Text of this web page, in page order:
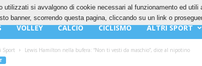
2026 CONTATTI COOKIES
PRIVACY POLICY
VOLLEY CALCIO CICLISMO ALTRI SPORT
Sport Lewis Hamilton nella bufera: “Non ti vesti da maschio”, dice al nipotino
utilizzati si avvalgono di cookie necessari al funzionamento ed
banner, scorrendo questa pagina, cliccando su un link o